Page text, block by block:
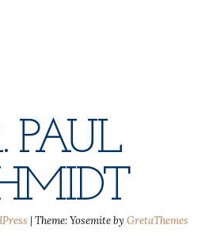
PAUL
|Theme: Yosemite by GretaThemes